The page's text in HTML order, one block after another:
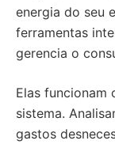
energia do seu
ferramentas
gerencia o
Elas funcionam
sistema.
gastos